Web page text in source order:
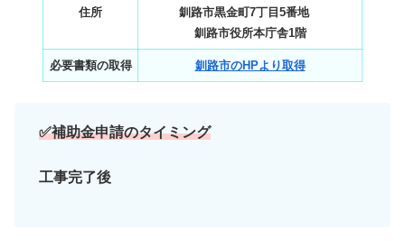
住所
釧路市黒金町7丁目5番地
釧路市役所本庁舎1階
必要書類の取得 釧路市のHPより取得
✅補助金申請のタイミング
工事完了後